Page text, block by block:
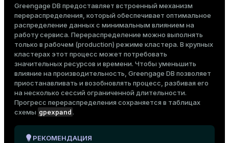
Greengage DB предоставляет встроенный механизм
перераспределения, который обеспечивает оптимальное
распределение данных с минимальным влиянием на
работу сервиса. Перераспределение можно выполнять
только в рабочем (production) режиме кластера. В крупных
кластерах этот процесс может потребовать
значительных ресурсов и времени. Чтобы уменьшить
влияние на производительность, Greengage DB позволяет
приостанавливать и возобновлять процесс, разбивая его
на несколько сессий ограниченной длительности.
Прогресс перераспределения сохраняется в таблицах
схемы gpexpand .
РЕКОМЕНДАЦИЯ